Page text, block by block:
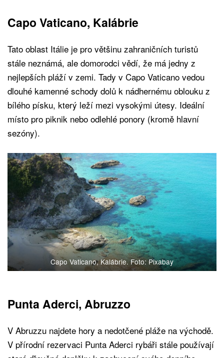
Capo Vaticano, Kalábrie
Tato oblast Itálie je pro většinu zahraničních turistů
stále neznámá, ale domorodci vědí, že má jedny z
nejlepších pláží v zemi. Tady v Capo Vaticano vedou
dlouhé kamenné schody dolů k nádhernému oblouku z
bílého písku, který leží mezi vysokými útesy. Ideální
místo pro piknik nebo odlehlé ponory (kromě hlavní
sezóny).
Capo Vaticano, Kalábrie. Foto: Pixabay
Punta Aderci, Abruzzo
V Abruzzu najdete hory a nedotčené pláže na východě.
V přírodní rezervaci Punta Aderci rybáři stále používají